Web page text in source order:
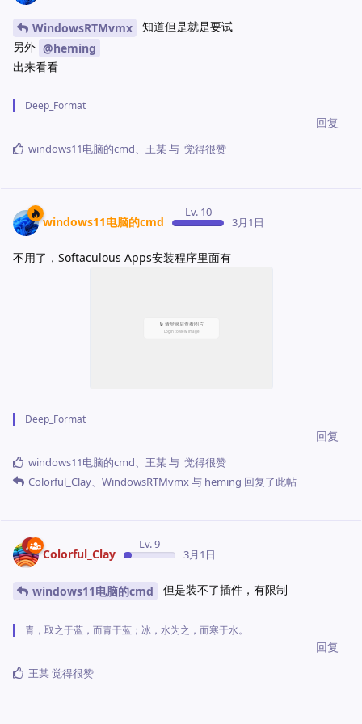
WindowsRTMvmx
知道但是就是要试
另外 @heming
出来看看
Deep_Format
回复
windows11电脑的cmd 王某与 觉得很赞
windows11电脑的cmd
Lv. 10
3月1日
不用了，Softaculous Apps安装程序里面有
Deep_Format
回复
windows11电脑的cmd、 王某与 觉得很赞
Colorful_Clay、 WindowsRTMvmx与 heming 回复了此帖
Colorful_Clay
Lv. 9
3月1日
windows11电脑的cmd 但是装不了插件，有限制
青，取之于蓝，而青于蓝；冰，水为之，而寒于水。
回复
王某觉得很赞